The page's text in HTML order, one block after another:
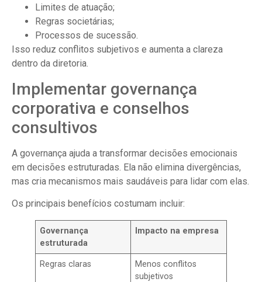
Limites de atuação;
Regras societárias;
Processos de sucessão.
Isso reduz conflitos subjetivos e aumenta a clareza
dentro da diretoria.
Implementar governança
corporativa e conselhos
consultivos
A governança ajuda a transformar decisões emocionais
em decisões estruturadas. Ela não elimina divergências,
mas cria mecanismos mais saudáveis para lidar com elas.
Os principais benefícios costumam incluir:
Governança
estruturada
Impacto na empresa
Regras claras
Menos conflitos
subjetivos